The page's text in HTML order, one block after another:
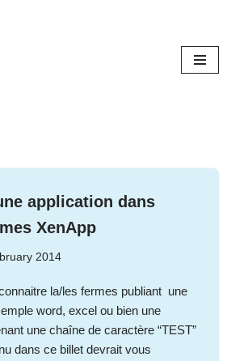
application dans
XenApp
2014
la/les fermes publiant une
word, excel ou bien une
une chaîne de caractère “TEST”
dans ce billet devrait vous